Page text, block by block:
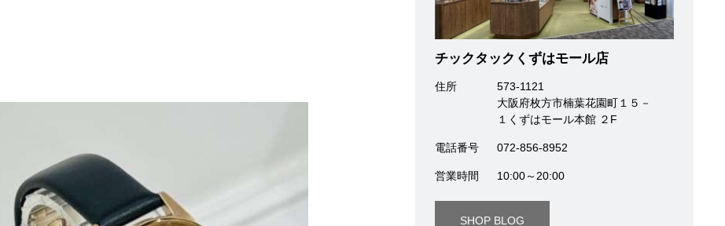
チックタックくずはモール店
住所
573-1121
大阪府枚方市楠葉花園町１５－
１くずはモール本館 ２F
電話番号 072-856-8952
営業時間 10:00～20:00
SHOP BLOG